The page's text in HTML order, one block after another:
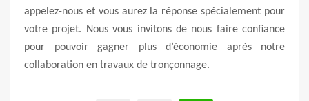
appelez-nous et vous aurez la réponse spécialement pour
votre projet. Nous vous invitons de nous faire confiance
pour pouvoir gagner plus d’économie après notre
collaboration en travaux de tronçonnage.